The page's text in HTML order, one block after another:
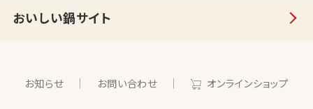
おいしい鍋サイト
お知らせ お問い合わせ オンラインショップ